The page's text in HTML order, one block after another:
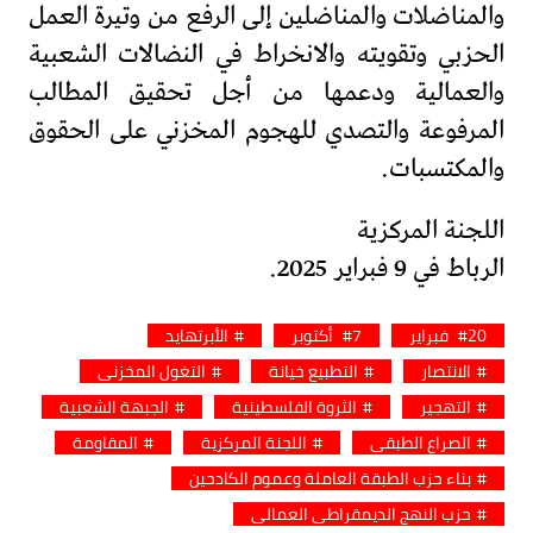
والمناضلات والمناضلين إلى الرفع من وتيرة العمل
الحزبي وتقويته والانخراط في النضالات الشعبية
والعمالية ودعمها من أجل تحقيق المطالب
المرفوعة والتصدي للهجوم المخزني على الحقوق
والمكتسبات.
اللجنة المركزية
الرباط في 9 فبراير 2025.
20 فبراير 7 أكتوبر
الأبرتهايد
الانتصار
التطبيع خيانة
التغول المخزني
التهجير
الثروة الفلسطينية
الجبهة الشعبية
الصراع الطبقي
اللجنة المركزية
المقاومة
بناء حزب الطبقة العاملة وعموم الكادحين
حزب النهج الديمقراطي العمالي